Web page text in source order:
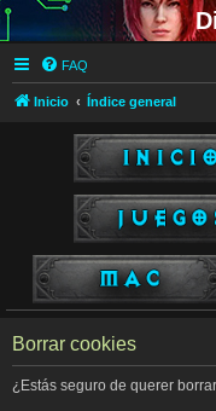
FAQ
Inicio Índice general
Borrar cookies
¿Estás seguro de querer